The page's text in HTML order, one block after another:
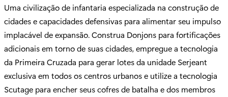
Uma civilização de infantaria especializada na construção de
cidades e capacidades defensivas para alimentar seu impulso
implacável de expansão. Construa Donjons para fortificações
adicionais em torno de suas cidades, empregue a tecnologia
da Primeira Cruzada para gerar lotes da unidade Serjeant
exclusiva em todos os centros urbanos e utilize a tecnologia
Scutage para encher seus cofres de batalha e dos membros